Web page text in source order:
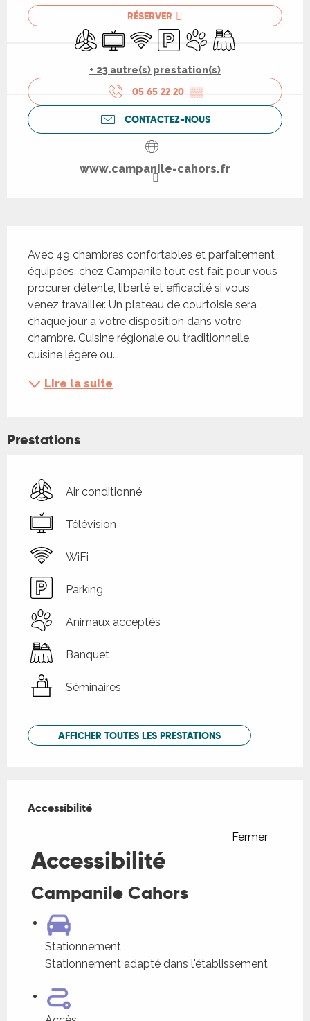
RÉSERVER
Air conditionné
Télévision
WiFi ParkingAnimaux acceptés
Banquet
+ 23 autre(s) prestation(s)
05 65 22 20 ▒▒
CONTACTEZ-NOUS
www.campanile-cahors.fr
Avec 49 chambres confortables et parfaitement
équipées, chez Campanile tout est fait pour vous
procurer détente, liberté et efficacité si vous
venez travailler. Un plateau de courtoisie sera
chaque jour à votre disposition dans votre
chambre. Cuisine régionale ou traditionnelle,
cuisine légère ou...
Lire la suite
Prestations
Air conditionné
Télévision
WiFi
Parking
Animaux acceptés
Banquet
Séminaires
AFFICHER TOUTES LES PRESTATIONS
Accessibilité
Accessibilité
Fermer
Accessibilité
Campanile Cahors
Stationnement
Stationnement adapté dans l'établissement